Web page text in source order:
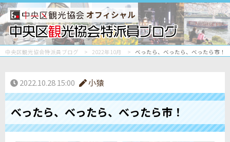
オフィシャル
中央区観光協会特派員ブログ 2022年10月 べったら、べったら、べったら市！
2022.10.28 15:00 小猿
べったら、べったら、べったら市！